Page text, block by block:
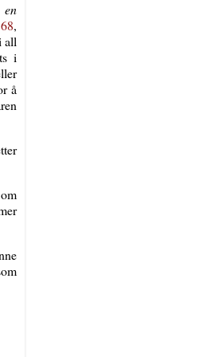
en
,
all
i
å